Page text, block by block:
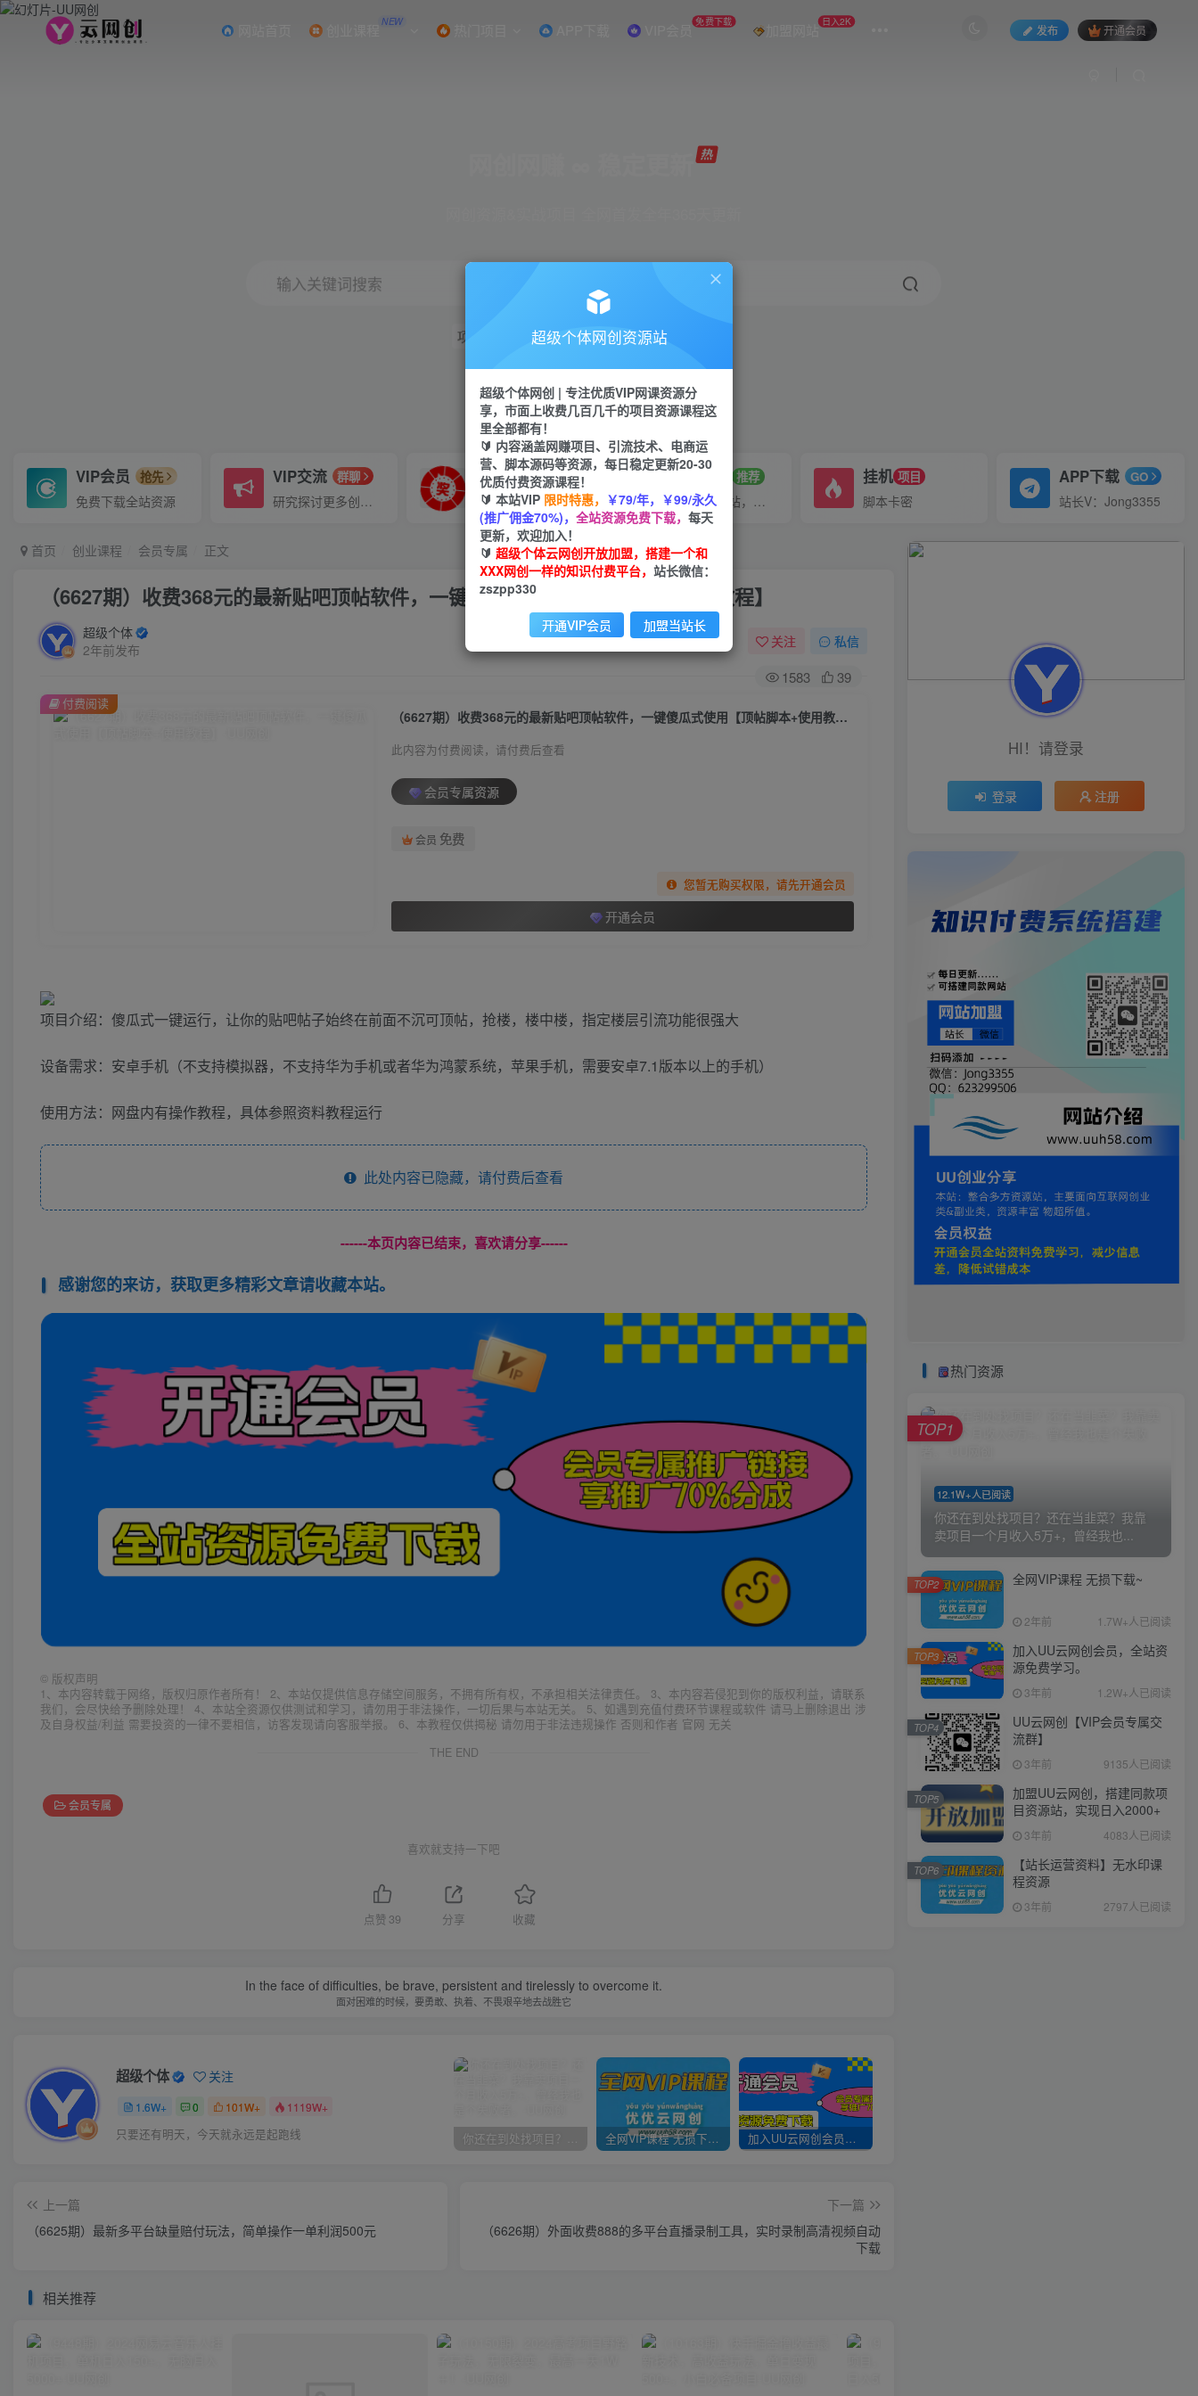
创业课程 NEW 热门项目 APP下载 VIP会员 免费下载 加盟网站 日入2K
发布 开通会员
输入关键词搜索
项目 引流 短视频 小红书
VIP会员 抢先
免费下载全站资源
VIP交流 群聊
研究探讨更多创业项目路子。
VIP推广
70%分佣
会员专属推广链接
招募站长 推荐
搭建同款网站，自己当老板
挂机 项目
脚本卡密
APP下载 GO
站长V：Jong3355
首页 创业课程 会员专属 正文
（6627期）收费368元的最新贴吧顶帖软件，一键傻瓜式使用【顶帖脚本+使用教程】
超级个体
2年前发布
关注 私信
1583 39
（6627期）收费368元的最新贴吧顶帖软件，一键傻瓜式使用【顶帖脚本+使用教程】
此内容为付费阅读，请付费后查看
会员专属资源
会员 免费
您暂无购买权限，请先开通会员
开通会员
付费阅读
项目介绍：傻瓜式一键运行，让你的贴吧帖子始终在前面不沉可顶帖，抢楼，楼中楼，指定楼层引流功能很强大
设备需求：安卓手机（不支持模拟器，不支持华为手机或者华为鸿蒙系统，苹果手机，需要安卓7.1版本以上的手机）
使用方法：网盘内有操作教程，具体参照资料教程运行
此处内容已隐藏，请付费后查看
------本页内容已结束，喜欢请分享------
感谢您的来访，获取更多精彩文章请收藏本站。
© 版权声明
1、本内容转载于网络，版权归原作者所有！ 2、本站仅提供信息存储空间服务，不拥有所有权，不承担相关法律责任。 3、本内容若侵犯到你的版权利益，请联系
我们，会尽快给予删除处理！ 4、本站全资源仅供测试和学习，请勿用于非法操作，一切后果与本站无关。 5、如遇到充值付费环节课程或软件 请马上删除退出 涉
及自身权益/利益 需要投资的一律不要相信，访客发现请向客服举报。 6、本教程仅供揭秘 请勿用于非法违规操作 否则和作者 官网 无关
THE END
会员专属
喜欢就支持一下吧
点赞 39 分享 收藏
In the face of difficulties, be brave, persistent and tirelessly to overcome it.
面对困难的时候，要勇敢、执着、不畏艰辛地去战胜它
超级个体 关注
1.6W+ 0 101W+ 1119W+
只要还有明天，今天就永远是起跑线 你还在到处找项目？还在当韭菜？我靠卖项目一个月收入5万+，曾经我也是个失败者。 全网VIP课程 无损下载~ 加入UU云网创会员，全站资源免费学习。
上一篇
（6625期）最新多平台缺量赔付玩法，简单操作一单利润500元
下一篇
（6626期）外面收费888的多平台直播录制工具，实时录制高清视频自动
下载
相关推荐
HI！请登录
登录 注册
热门资源
12.1W+人已阅读
你还在到处找项目？还在当韭菜？我靠
卖项目一个月收入5万+，曾经我也...
TOP1
全网VIP课程 无损下载~
2年前 1.7W+人已阅读
TOP2
加入UU云网创会员，全站资
源免费学习。
3年前 1.2W+人已阅读
TOP3
UU云网创【VIP会员专属交
流群】
3年前 9135人已阅读
TOP4
加盟UU云网创，搭建同款项
目资源站，实现日入2000+
3年前 4083人已阅读
TOP5
【站长运营资料】无水印课
程资源
3年前 2797人已阅读
TOP6
超级个体网创资源站
超级个体网创 | 专注优质VIP网课资源分
享，市面上收费几百几千的项目资源课程这
里全部都有！
🔰 内容涵盖网赚项目、引流技术、电商运
营、脚本源码等资源，每日稳定更新20-30
优质付费资源课程！
🔰 本站VIP 限时特惠， ￥79/年，￥99/永久
(推广佣金70%)， 全站资源免费下载， 每天
更新，欢迎加入！
🔰 超级个体云网创开放加盟，搭建一个和
XXX网创一样的知识付费平台， 站长微信：
zszpp330
开通VIP会员 加盟当站长